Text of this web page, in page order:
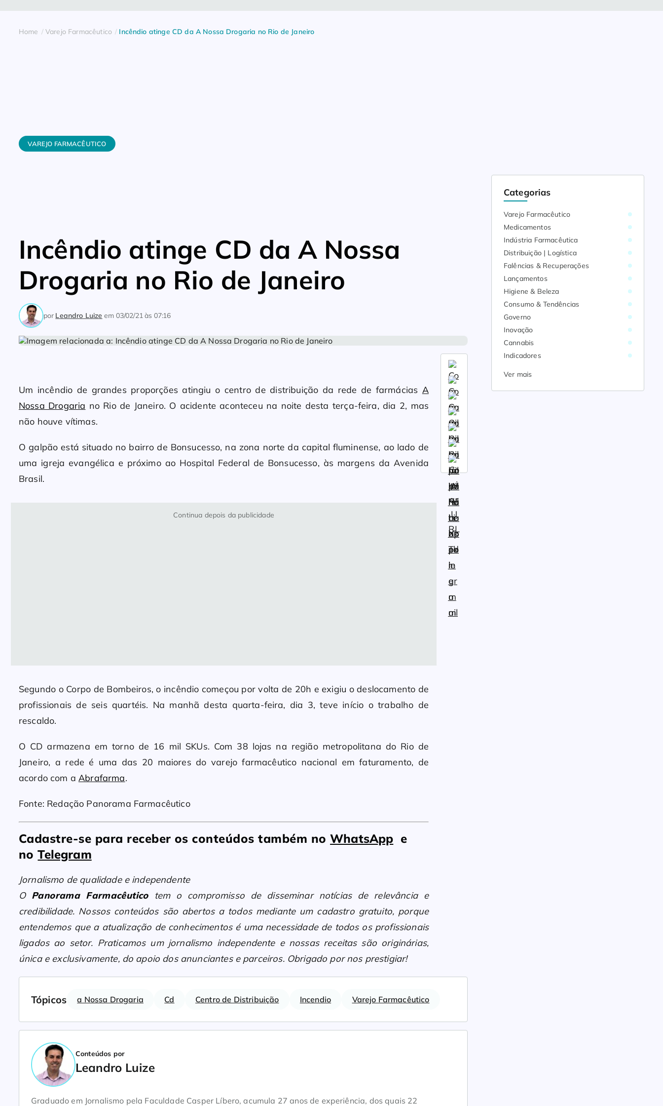
Home Varejo Farmacêutico Incêndio atinge CD da A Nossa Drogaria no Rio de Janeiro
VAREJO FARMACÊUTICO
Incêndio atinge CD da A Nossa
Drogaria no Rio de Janeiro
por Leandro Luize em 03/02/21 às 07:16
Um incêndio de grandes proporções atingiu o centro de distribuição da rede de farmácias A
Nossa Drogaria no Rio de Janeiro. O acidente aconteceu na noite desta terça-feira, dia 2, mas
não houve vítimas.
O galpão está situado no bairro de Bonsucesso, na zona norte da capital fluminense, ao lado de
uma igreja evangélica e próximo ao Hospital Federal de Bonsucesso, às margens da Avenida
Brasil.
Continua depois da publicidade
Segundo o Corpo de Bombeiros, o incêndio começou por volta de 20h e exigiu o deslocamento de
profissionais de seis quartéis. Na manhã desta quarta-feira, dia 3, teve início o trabalho de
rescaldo.
O CD armazena em torno de 16 mil SKUs. Com 38 lojas na região metropolitana do Rio de
Janeiro, a rede é uma das 20 maiores do varejo farmacêutico nacional em faturamento, de
acordo com aAbrafarma.
Fonte: Redação Panorama Farmacêutico
Cadastre-se para receber os conteúdos também noWhatsApp e
noTelegram
Jornalismo de qualidade e independente
O Panorama Farmacêuticotem o compromisso de disseminar notícias de relevância e
credibilidade. Nossos conteúdos são abertos a todos mediante um cadastro gratuito, porque
entendemos que a atualização de conhecimentos é uma necessidade de todos os profissionais
ligados ao setor. Praticamos um jornalismo independente e nossas receitas são originárias,
única e exclusivamente, do apoio dos anunciantes e parceiros. Obrigado por nos prestigiar!
Tópicos a Nossa Drogaria Cd Centro de Distribuição Incendio Varejo Farmacêutico
Conteúdos por
Leandro Luize
Graduado em Jornalismo pela Faculdade Casper Líbero, acumula 27 anos de experiência, dos quais 22
Categorias
Varejo Farmacêutico
Medicamentos
Indústria Farmacêutica
Distribuição | Logística
Falências & Recuperações
Lançamentos
Higiene & Beleza
Consumo & Tendências
Governo
Inovação
Cannabis
Indicadores
Ver mais